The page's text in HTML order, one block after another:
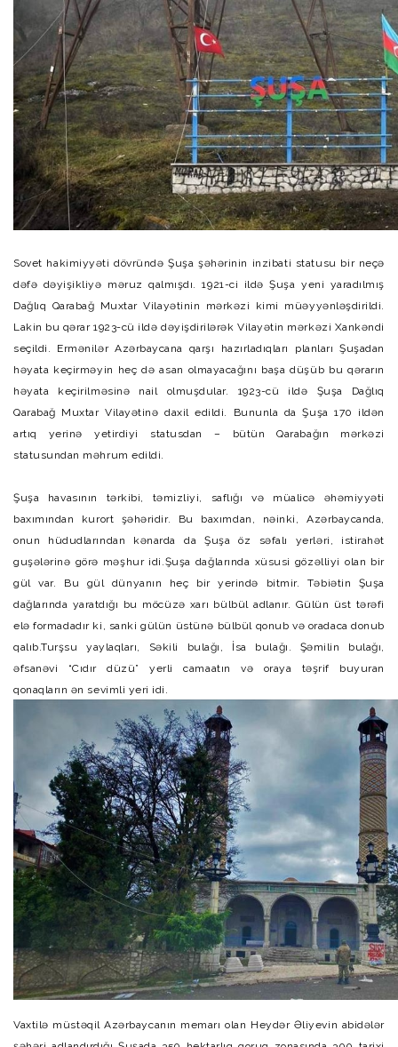
Sovet hakimiyyəti dövründə Şuşa şəhərinin inzibati statusu bir neçə
dəfə dəyişikliyə məruz qalmışdı. 1921-ci ildə Şuşa yeni yaradılmış
Dağlıq Qarabağ Muxtar Vilayətinin mərkəzi kimi müəyyənləşdirildi.
Lakin bu qərar 1923-cü ildə dəyişdirilərək Vilayətin mərkəzi Xankəndi
seçildi. Ermənilər Azərbaycana qarşı hazırladıqları planları Şuşadan
həyata keçirməyin heç də asan olmayacağını başa düşüb bu qərarın
həyata keçirilməsinə nail olmuşdular. 1923-cü ildə Şuşa Dağlıq
Qarabağ Muxtar Vilayətinə daxil edildi. Bununla da Şuşa 170 ildən
artıq yerinə yetirdiyi statusdan – bütün Qarabağın mərkəzi
statusundan məhrum edildi.
Şuşa havasının tərkibi, təmizliyi, saflığı və müalicə əhəmiyyəti
baxımından kurort şəhəridir. Bu baxımdan, nəinki, Azərbaycanda,
onun hüdudlarından kənarda da Şuşa öz səfalı yerləri, istirahət
guşələrinə görə məşhur idi.Şuşa dağlarında xüsusi gözəlliyi olan bir
gül var. Bu gül dünyanın heç bir yerində bitmir. Təbiətin Şuşa
dağlarında yaratdığı bu möcüzə xarı bülbül adlanır. Gülün üst tərəfi
elə formadadır ki, sanki gülün üstünə bülbül qonub və oradaca donub
qalıb.Turşsu yaylaqları, Səkili bulağı, İsa bulağı. Şəmilin bulağı,
əfsanəvi “Cıdır düzü” yerli camaatın və oraya təşrif buyuran
qonaqların ən sevimli yeri idi.
Vaxtilə müstəqil Azərbaycanın memarı olan Heydər Əliyevin abidələr